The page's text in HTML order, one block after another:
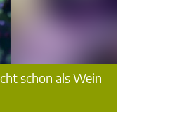
schon als Wein